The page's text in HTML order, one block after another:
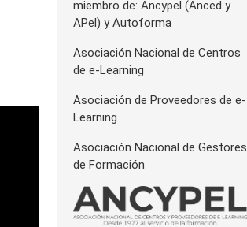
miembro de: Ancypel (Anced y
APel) y Autoforma
Asociación Nacional de Centros
de e-Learning
Asociación de Proveedores de e-
Learning
Asociación Nacional de Gestores
de Formación